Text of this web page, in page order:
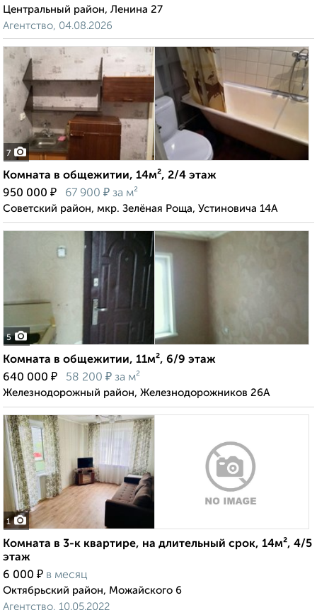
Центральный район, Ленина 27
Агентство, 04.08.2026
7
Комната в общежитии, 14м², 2/4 этаж
950 000 ₽ 67 900 ₽ за м²
Советский район, мкр. Зелёная Роща, Устиновича 14А
5
Комната в общежитии, 11м², 6/9 этаж
640 000 ₽ 58 200 ₽ за м²
Железнодорожный район, Железнодорожников 26А
1
Комната в 3-к квартире, на длительный срок, 14м², 4/5
этаж
6 000 ₽ в месяц
Октябрьский район, Можайского 6
Агентство, 10.05.2022